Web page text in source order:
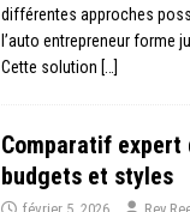
différentes approches
l’auto entrepreneur forme
Cette solution […]
Comparatif expert
budgets et styles